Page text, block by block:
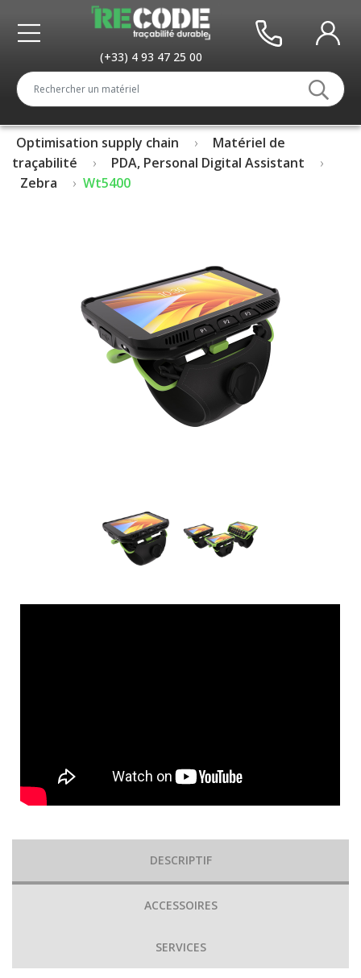
(+33) 4 93 47 25 00
Optimisation supply chain
Matériel de
traçabilité
PDA, Personal Digital Assistant
Zebra
Wt5400
DESCRIPTIF
ACCESSOIRES
SERVICES